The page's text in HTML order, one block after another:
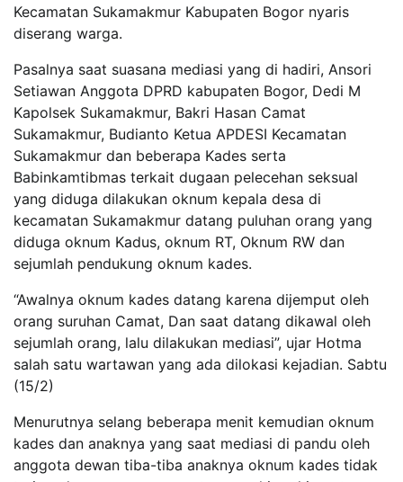
Kecamatan Sukamakmur Kabupaten Bogor nyaris
diserang warga.
Pasalnya saat suasana mediasi yang di hadiri, Ansori
Setiawan Anggota DPRD kabupaten Bogor, Dedi M
Kapolsek Sukamakmur, Bakri Hasan Camat
Sukamakmur, Budianto Ketua APDESI Kecamatan
Sukamakmur dan beberapa Kades serta
Babinkamtibmas terkait dugaan pelecehan seksual
yang diduga dilakukan oknum kepala desa di
kecamatan Sukamakmur datang puluhan orang yang
diduga oknum Kadus, oknum RT, Oknum RW dan
sejumlah pendukung oknum kades.
“Awalnya oknum kades datang karena dijemput oleh
orang suruhan Camat, Dan saat datang dikawal oleh
sejumlah orang, lalu dilakukan mediasi”, ujar Hotma
salah satu wartawan yang ada dilokasi kejadian. Sabtu
(15/2)
Menurutnya selang beberapa menit kemudian oknum
kades dan anaknya yang saat mediasi di pandu oleh
anggota dewan tiba-tiba anaknya oknum kades tidak